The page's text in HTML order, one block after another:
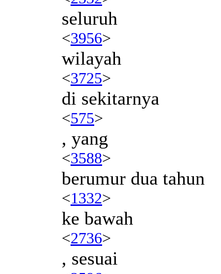
seluruh
<3956>
wilayah
<3725>
di sekitarnya
<575>
, yang
<3588>
berumur dua tahun
<1332>
ke bawah
<2736>
, sesuai